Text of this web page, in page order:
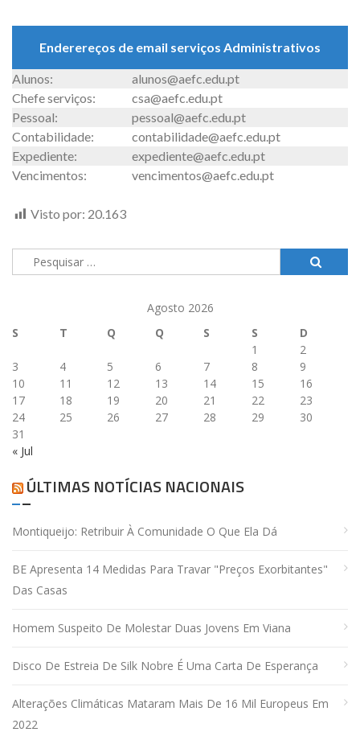
Enderereços de email serviços Administrativos
Alunos:
alunos@aefc.edu.pt
Chefe serviços:
csa@aefc.edu.pt
Pessoal:
pessoal@aefc.edu.pt
Contabilidade:
contabilidade@aefc.edu.pt
Expediente:
expediente@aefc.edu.pt
Vencimentos:
vencimentos@aefc.edu.pt
Visto por: 20.163
Pesquisar
por:
Agosto 2026
S
T Q Q S S D
« Jul
1
2
3
4 5 6 7 8
9
10
11 12 13 14 15
16
17
18 19 20 21 22
23
24
25 26 27 28 29
30
31
ÚLTIMAS NOTÍCIAS NACIONAIS
Montiqueijo: Retribuir À Comunidade O Que Ela Dá
BE Apresenta 14 Medidas Para Travar "preços Exorbitantes"
Das Casas
Homem Suspeito De Molestar Duas Jovens Em Viana
Disco De Estreia De Silk Nobre É Uma Carta De Esperança
Alterações Climáticas Mataram Mais De 16 Mil Europeus Em
2022